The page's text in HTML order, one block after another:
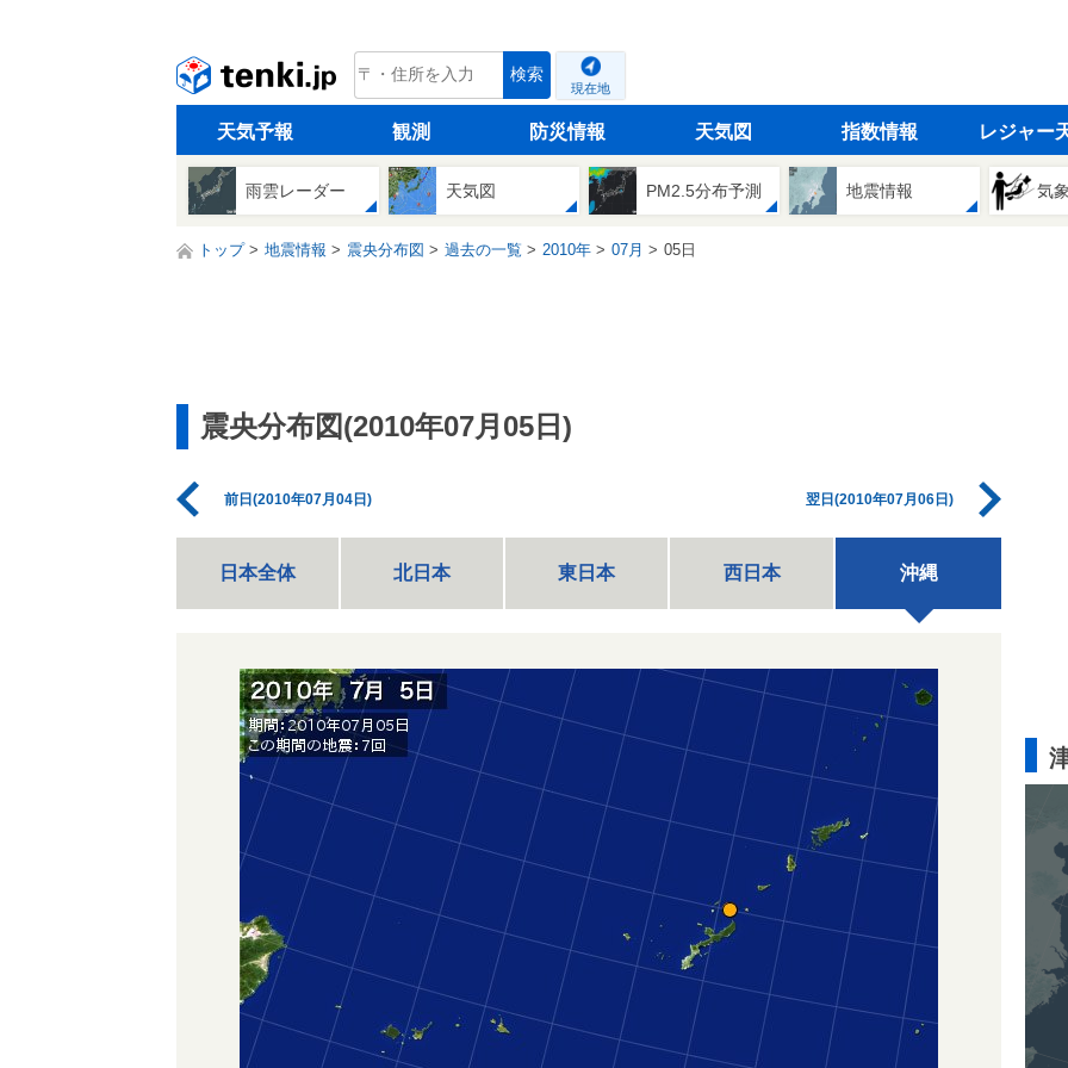
tenki.jp 検索
現在地
天気予報 観測 防災情報 天気図 指数情報 レジャー
雨雲レーダー 天気図 PM2.5分布予測 地震情報 気
トップ 地震情報 震央分布図 過去の一覧 2010年 07月 05日
震央分布図(2010年07月05日)
前日(2010年07月04日) 翌日(2010年07月06日)
日本全体 北日本 東日本 西日本 沖縄